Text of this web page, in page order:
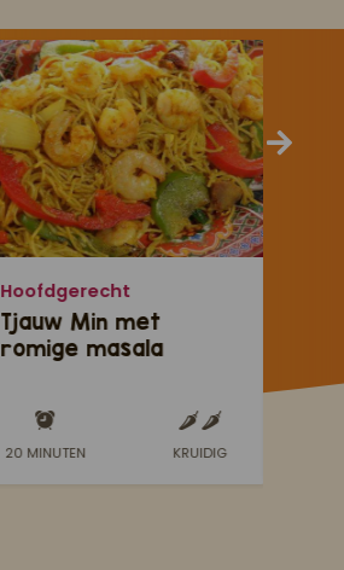
Hoofdgerecht
Tjauw Min met
romige masala
20 MINUTEN KRUIDIG